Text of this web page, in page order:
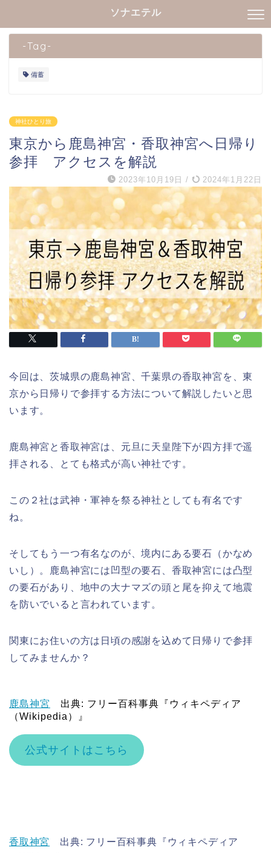
ソナエテル
-Tag-
備蓄
神社ひとり旅
東京から鹿島神宮・香取神宮へ日帰り
参拝 アクセスを解説
2023年10月19日 / 2024年1月22日
今回は、茨城県の鹿島神宮、千葉県の香取神宮を、東
京から日帰りで参拝する方法について解説したいと思
います。
鹿島神宮と香取神宮は、元旦に天皇陛下が四方拝で遥
拝される、とても格式が高い神社です。
この２社は武神・軍神を祭る神社としても有名です
ね。
そしてもう一つ有名なのが、境内にある要石（かなめ
いし）。鹿島神宮には凹型の要石、香取神宮には凸型
の要石があり、地中の大ナマズの頭と尾を抑えて地震
を防いでいると言われています。
関東にお住いの方は日頃の感謝を込めて日帰りで参拝
してみませんか？
鹿島神宮
出典: フリー百科事典『ウィキペディア
（Wikipedia）』
公式サイトはこちら
香取神宮
出典: フリー百科事典『ウィキペディア